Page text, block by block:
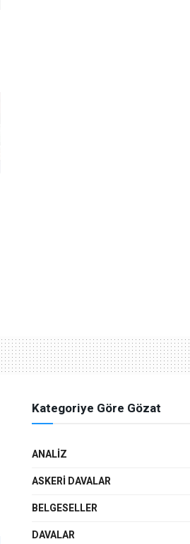
Kategoriye Göre Gözat
ANALIZ
ASKERI DAVALAR
BELGESELLER
DAVALAR